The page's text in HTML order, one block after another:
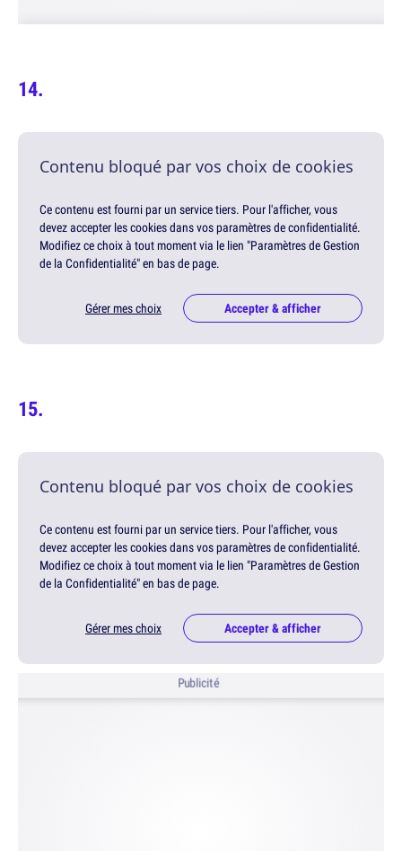
Contenu bloqué par vos choix de cookies
Ce contenu est fourni par un service tiers. Pour l'afficher, vous
devez accepter les cookies dans vos paramètres de confidentialité.
Modifiez ce choix à tout moment via le lien "Paramètres de Gestion
de la Confidentialité" en bas de page.
Gérer mes choix Accepter & afficher
Contenu bloqué par vos choix de cookies
Ce contenu est fourni par un service tiers. Pour l'afficher, vous
devez accepter les cookies dans vos paramètres de confidentialité.
Modifiez ce choix à tout moment via le lien "Paramètres de Gestion
de la Confidentialité" en bas de page.
Gérer mes choix Accepter & afficher
Publicité